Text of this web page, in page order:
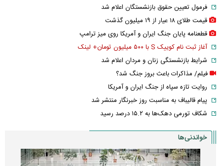
فرمول تعیین حقوق بازنشستگان اعلام شد
قیمت طلای ۱۸ عیار از ۱۹ میلیون گذشت
قطعنامه پایان جنگ ایران و آمریکا روی میز ترامپ
آغاز ثبت نام کوییک S با ۵۰۰ میلیون تومان+ لینک
شرایط بازنشستگی زنان و مردان اعلام شد
فیلم/ مذاکرات باعث بروز جنگ شد؟
روایت تازه سپاه از جنگ ایران و آمریکا
پیام قالیباف به مناسبت روز خبرنگار منتشر شد
شکاف تورمی دهک‌ها به ۱۵.۲ درصد رسید
خواندنی‌ها